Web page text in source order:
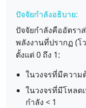
ปัจจัยกำลังอธิบาย:
ปัจจัยกำลังคืออัตรา
พลังงานที่ปรากฏ (โ
ตั้งแต่ 0 ถึง 1:
ในวงจรที่มีความ
ในวงจรที่มีโหลด
กำลัง < 1